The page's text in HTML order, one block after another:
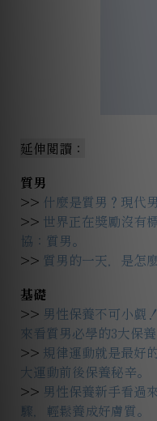
延伸閱讀：
質男
>> 什麼是質男？現代
>> 世界正在獎勵沒有
協：質男。
>> 質男的一天，是怎
基礎
>> 男性保養不可小覷
來看質男必學的3大保養
>> 規律運動就是最好
大運動前後保養秘辛。
>> 男性保養新手看過
驟，輕鬆養成好膚質。